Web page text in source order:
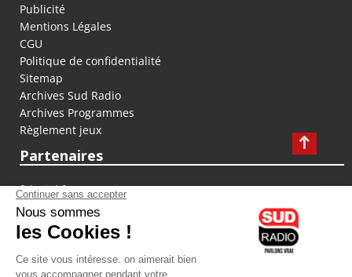
Publicité
Mentions Légales
CGU
Politique de confidentialité
Sitemap
Archives Sud Radio
Archives Programmes
Règlement jeux
Partenaires
fiducial.fr
lyoncapitale.fr
olympique-et-lyonnais.com
L'application Iphone / Android